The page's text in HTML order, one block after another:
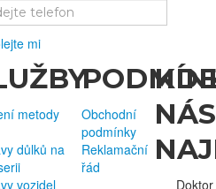
mi
metody
důlků na
vozidel
Obchodní
podmínky
Reklamační
řád
KDE
NÁS